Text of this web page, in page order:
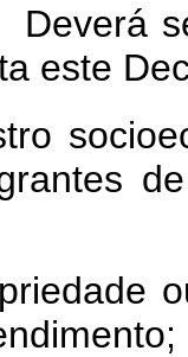
Deverá
este